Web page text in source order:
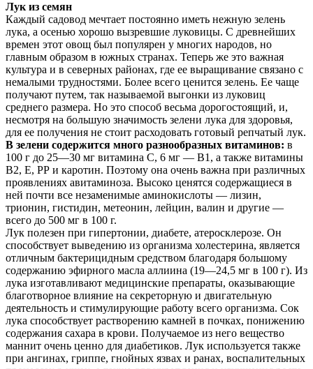
Лук из семян
Каждый садовод мечтает постоянно иметь нежную зелень
лука, а осенью хорошо вызревшие луковицы. С древнейших
времен этот овощ был популярен у многих народов, но
главным образом в южных странах. Теперь же это важная
культура и в северных районах, где ее выращивание связано с
немалыми трудностями. Более всего ценится зелень. Ее чаще
получают путем, так называемой выгонки из луковиц
среднего размера. Но это способ весьма дорогостоящий, и,
несмотря на большую значимость зелени лука для здоровья,
для ее получения не стоит расходовать готовый репчатый лук.
В зелени содержится много разнообразных витаминов: в
100 г до 25—30 мг витамина С, 6 мг — В1, а также витамины
В2, Е, РР и каротин. Поэтому она очень важна при различных
проявлениях авитаминоза. Высоко ценятся содержащиеся в
ней почти все незаменимые аминокислоты — лизин,
трионин, гистидин, метеонин, лейцин, валин и другие —
всего до 500 мг в 100 г.
Лук полезен при гипертонии, диабете, атеросклерозе. Он
способствует выведению из организма холестерина, является
отличным бактерицидным средством благодаря большому
содержанию эфирного масла аллиина (19—24,5 мг в 100 г). Из
лука изготавливают медицинские препараты, оказывающие
благотворное влияние на секреторную и двигательную
деятельность и стимулирующие работу всего организма. Сок
лука способствует растворению камней в почках, понижению
содержания сахара в крови. Получаемое из него вещество
маннит очень ценно для диабетиков. Лук используется также
при ангинах, гриппе, гнойных язвах и ранах, воспалительных